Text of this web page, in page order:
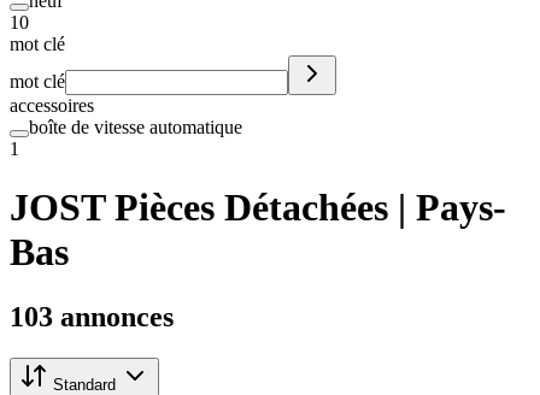
10
mot clé
mot clé
accessoires
boîte de vitesse automatique
1
JOST Pièces Détachées | Pays-
Bas
103 annonces
Standard